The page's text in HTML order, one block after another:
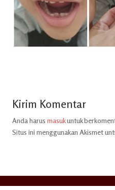
Kirim Komentar
Anda harusmasukuntuk
Situs ini menggunakan Akismet